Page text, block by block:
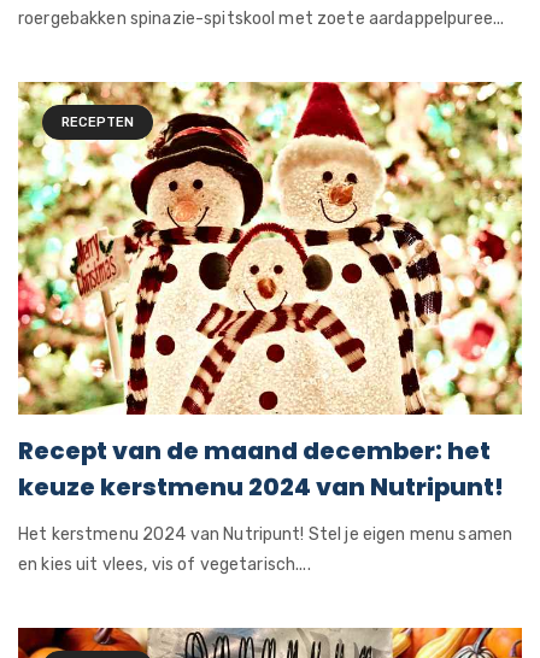
roergebakken spinazie-spitskool met zoete aardappelpuree...
RECEPTEN
Recept van de maand december: het
keuze kerstmenu 2024 van Nutripunt!
Het kerstmenu 2024 van Nutripunt! Stel je eigen menu samen
en kies uit vlees, vis of vegetarisch....